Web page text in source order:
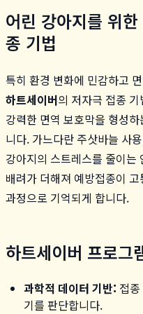
어린 강아지를 위
종 기법
특히 환경 변화에 민감하고
하트세이버의 저자극 접종
강력한 면역 보호막을 형성
니다. 가느다란 주삿바늘 사
강아지의 스트레스를 줄이는
배려가 더해져 예방접종이
과정으로 기억되게 합니다.
하트세이버 프로그
과학적 데이터 기반: 접
기를 판단합니다.